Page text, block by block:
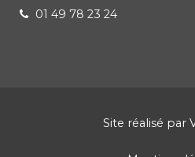
01 49 78 23 24
Site réalisé par